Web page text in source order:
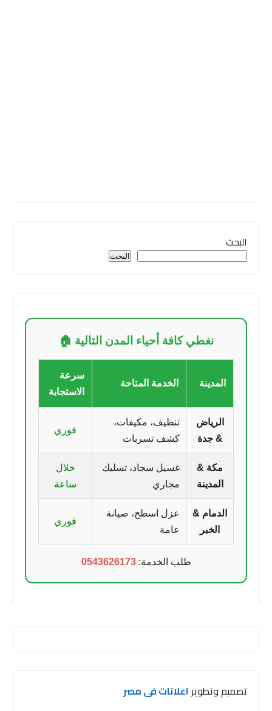
البحث
البحث
نغطي كافة أحياء المدن التالية 🏠
المدينة الخدمة المتاحة
سرعة
الاستجابة
الرياض
& جدة
تنظيف، مكيفات،
كشف تسربات
فوري
مكة &
المدينة
غسيل سجاد، تسليك
مجاري
خلال
ساعة
الدمام &
الخبر
عزل اسطح، صيانة
عامة
فوري
طلب الخدمة:0543626173
تصميم وتطويراعلانات فى مصر